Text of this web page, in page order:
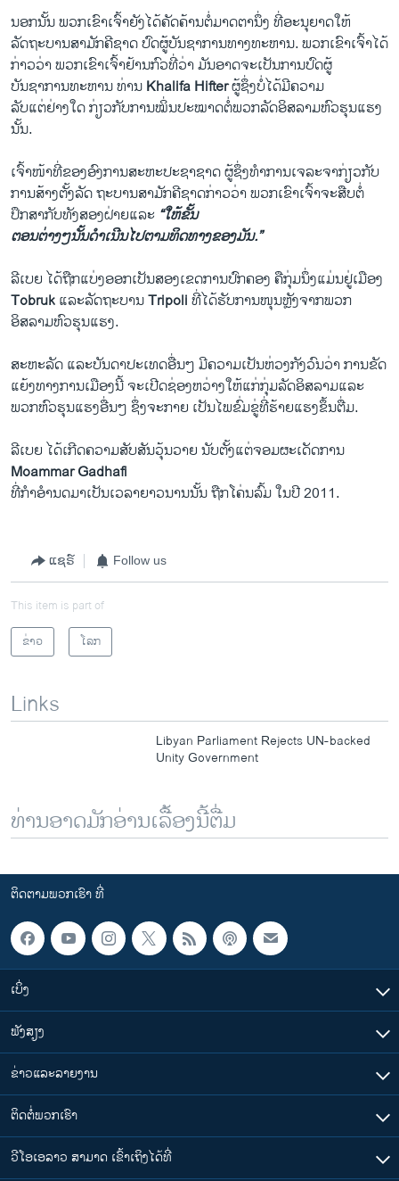
ນອກ​ນັ້ນ ພວກເຂົາເຈົ້າຍັງ​ໄດ້​ຄັດຄ້ານ​ຕໍ່​ມາດຕາ​ນຶ່ງ ທີ່​ອະນຸຍາດ​ໃຫ້​
ລັດຖະບານ​ສາມັກຄີ​ຊາດ ປົດ​ຜູ້​ບັນຊາ​ການ​ທາງ​ທະຫານ. ພວກເຂົາເຈົ້າໄດ້
ກ່າວວ່າ ພວກເຂົາເຈົ້າຢ້ານກົວທີ່ວ່າ ມັນອາດຈະເປັນການປົດຜູ້
ບັນຊາການທະຫານ ທ່ານKhalifa Hifterຜູ້ຊຶ່ງບໍ່ໄດ້ມີຄວາມ
ລັບແຕ່ຢ່າງໃດ ກ່ຽວກັບການໝິ່ນປະໝາດຕໍ່ພວກລັດອິສລາມຫົວ​ຮຸນ​ແຮງ​
ນັ້ນ.
ເຈົ້າໜ້າທີ່ຂອງອົງການ​ສະຫະ​ປະຊາ​ຊາດ ຜູ້ຊຶ່ງທຳການເຈລະຈາກ່ຽວກັບ
ການ​ສ້າງຕັ້ງລັດ ຖະບານ​ສາມັກຄີ​ຊາດກ່າວວ່າ ພວກເຂົາເຈົ້າຈະສືບຕໍ່
ປຶກສາກັບທັງສອງຝ່າຍແລະ “ໃຫ້ຂັ້ນ
ຕອນຕ່າງໆນັ້ນດຳເນີນໄປຕາມທິດ​ທາງຂອງມັນ.”
ລີເບຍ ໄດ້ຖືກແບ່ງອອກເປັນສອງ​ເຂດການປົກຄອງ ​ຄື​ກຸ່ມນຶ່ງແມ່ນຢູ່​ເມືອງ
TobrukແລະລັດຖະບານTripoliທີ່​ໄດ້​ຮັບ​ການໜຸນຫຼັງຈາກ​ພວກ
ອິສລາມຫົວ​ຮຸນ​ແຮງ.
ສະຫະລັດ ​ແລະ​ບັນດາ​ປະ​ເທດ​ອື່ນໆ ມີ​ຄວາມ​ເປັນ​ຫ່ວງ​ກັງວົນ​ວ່າ ການ​ຂັດ​
ແຍ້​ງ​ທາງ​ການ​ເມືອງ​ນີ້ ຈະເປີດຊ່ອງ​ຫວ່າງ​ໃຫ້​ແກ່​ກຸ່ມ​ລັດອິສລາມແລະ​
ພວກ​ຫົວ​ຮຸນ​ແຮງ​ອື່ນໆ ຊຶ່ງຈະ​ກາຍ ເປັນ​ໄພ​ຂົ່ມຂູ່​ທີ່​ຮ້າຍ​ແຮງ​ຂຶ້ນຕື່ມ.
ລີ​ເບຍ ​ໄດ້ເກີດ​ຄວາມ​ສັບ​ສັນ​ວຸ້ນວາຍ ນັບ​ຕັ້ງແຕ່ຈອມຜະ​ເດັດ​ການ
Moammar Gadhafi
ທີ່​ກຳ​ອຳນດມາເປັນ​ເວລາ​ຍາວ​ນານນັ້ນ​ ຖືກ​ໂຄ່ນ​ລົ້ມ ​ໃນ​ປີ 2011.
ແຊຣ໌ Follow us
This item is part of
ຂ່າວ
ໂລກ
Links
Libyan Parliament Rejects UN-backed
Unity Government
ທ່ານອາດມັກອ່ານເລື້ອງນີ້ຕື່ມ
ຕິດຕາມພວກເຮົາ ທີ່
ເບິ່ງ
ຟັງສຽງ
ຂ່າວແລະລາຍງານ
ຕິດຕໍ່ພວກເຮົາ
ວີໂອເອລາວ ສາມາດ ເຂົ້າເຖິງໄດ້ທີ່